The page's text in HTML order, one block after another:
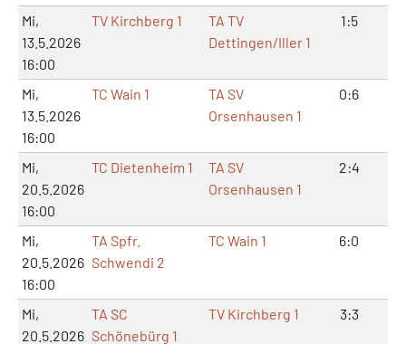
Mi,
13.5.2026
16:00
TV Kirchberg 1
TA TV
Dettingen/Iller 1
1:5
Mi,
13.5.2026
16:00
TC Wain 1
TA SV
Orsenhausen 1
0:6
Mi,
20.5.2026
16:00
TC Dietenheim 1
TA SV
Orsenhausen 1
2:4
Mi,
20.5.2026
16:00
TA Spfr.
Schwendi 2
TC Wain 1 6:0
Mi,
20.5.2026
TA SC
Schönebürg 1
TV Kirchberg 1 3:3